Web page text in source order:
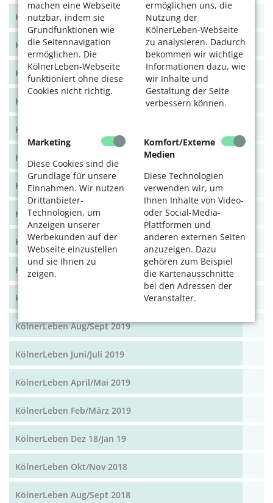
machen eine Webseite
nutzbar, indem sie
Grundfunktionen wie
die Seitennavigation
ermöglichen. Die
KölnerLeben-Webseite
funktioniert ohne diese
Cookies nicht richtig.
ermöglichen uns, die
Nutzung der
KölnerLeben-Webseite
zu analysieren. Dadurch
bekommen wir wichtige
Informationen dazu, wie
wir Inhalte und
Gestaltung der Seite
verbessern können.
Marketing
Diese Cookies sind die
Grundlage für unsere
Einnahmen. Wir nutzen
Drittanbieter-
Technologien, um
Anzeigen unserer
Werbekunden auf der
Webseite einzustellen
und sie Ihnen zu
zeigen.
Komfort/Externe
Medien
Diese Technologien
verwenden wir, um
Ihnen Inhalte von Video-
oder Social-Media-
Plattformen und
anderen externen Seiten
anzuzeigen. Dazu
gehören zum Beispiel
die Kartenausschnitte
bei den Adressen der
Veranstalter.
KölnerLeben Juni/Juli 2021
KölnerLeben April/Mai 2021
KölnerLeben Feb/März 2021
KölnerLeben Dez 20/Jan 21
KölnerLeben Okt/Nov 2020
KölnerLeben Aug/Sept 2020
KölnerLeben Juni/Juli 2020
KölnerLeben April/Mai 2020
KölnerLeben Feb/März 2020
KölnerLeben Dez 19/Jan 20
KölnerLeben Okt/Nov 19
KölnerLeben Aug/Sept 2019
KölnerLeben Juni/Juli 2019
KölnerLeben April/Mai 2019
KölnerLeben Feb/März 2019
KölnerLeben Dez 18/Jan 19
KölnerLeben Okt/Nov 2018
KölnerLeben Aug/Sept 2018